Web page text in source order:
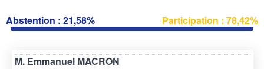
Abstention : 21,58% Participation : 78,42%
M. Emmanuel MACRON